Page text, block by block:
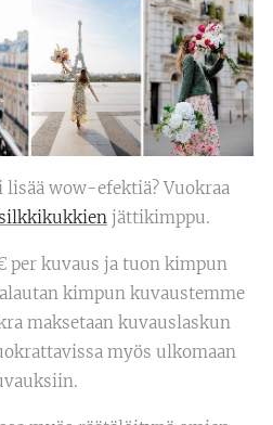
wow-efektiä? Vuokraa
jättikimppu.
per kuvaus ja tuon kimpun
kimpun kuvaustemme
maksetaan kuvauslaskun
myös ulkomaan